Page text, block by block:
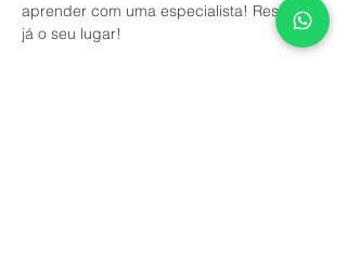
aprender com uma especialista! Reserve
já o seu lugar!